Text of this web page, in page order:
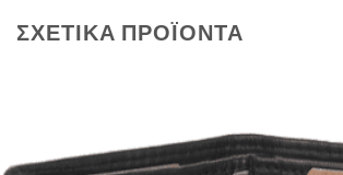
ΣΧΕΤΙΚΆ ΠΡΟΪΌΝΤΑ